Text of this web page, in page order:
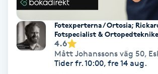
Luggklippning
Lymfmassage
Fotexperterna / Ortosia;
Fotspecialist &
4.6
Mått Johanssons väg 50,
Tider fr. 10:00, fre 14 aug.